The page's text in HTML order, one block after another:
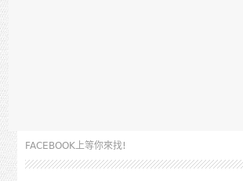
FACEBOOK上等你來找!